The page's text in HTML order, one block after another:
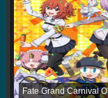
Fate Grand Carnival